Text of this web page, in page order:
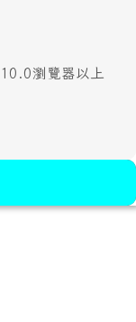
瀏覽器以上